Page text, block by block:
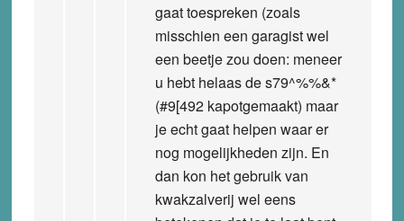
gaat toespreken (zoals
misschien een garagist wel
een beetje zou doen: meneer
u hebt helaas de s79^%%&*
(#9[492 kapotgemaakt) maar
je echt gaat helpen waar er
nog mogelijkheden zijn. En
dan kon het gebruik van
kwakzalverij wel eens